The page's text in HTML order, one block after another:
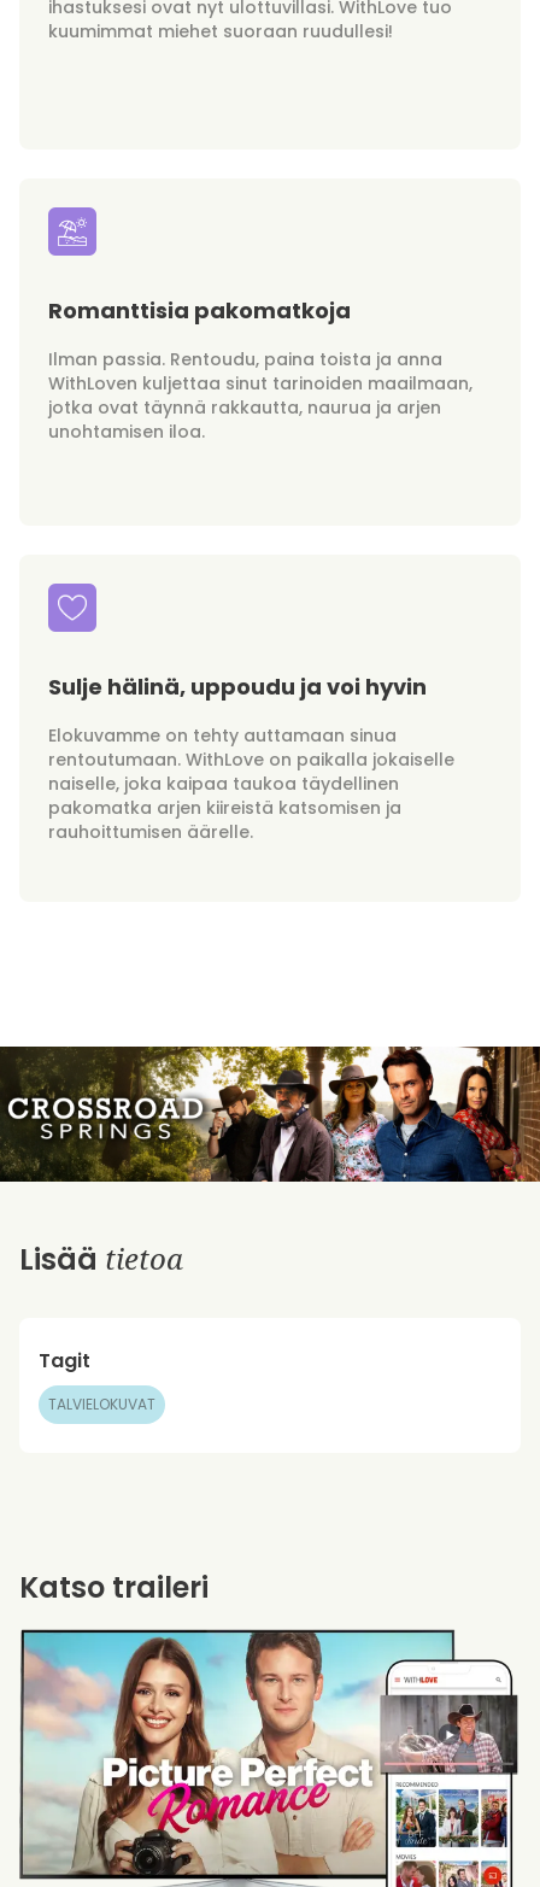
ihastuksesi ovat nyt ulottuvillasi. WithLove tuo
kuumimmat miehet suoraan ruudullesi!
Romanttisia pakomatkoja
Ilman passia. Rentoudu, paina toista ja anna
WithLoven kuljettaa sinut tarinoiden maailmaan,
jotka ovat täynnä rakkautta, naurua ja arjen
unohtamisen iloa.
Sulje hälinä, uppoudu ja voi hyvin
Elokuvamme on tehty auttamaan sinua
rentoutumaan. WithLove on paikalla jokaiselle
naiselle, joka kaipaa taukoa täydellinen
pakomatka arjen kiireistä katsomisen ja
rauhoittumisen äärelle.
Lisää tietoa
Tagit
TALVIELOKUVAT
Katso traileri